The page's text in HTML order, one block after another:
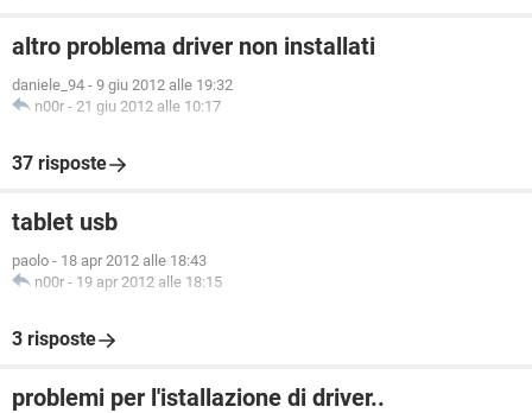
altro problema driver non installati
daniele_94 - 9 giu 2012 alle 19:32
n00r - 21 giu 2012 alle 10:17
37 risposte
tablet usb
paolo - 18 apr 2012 alle 18:43
n00r - 19 apr 2012 alle 18:15
3 risposte
problemi per l'istallazione di driver..